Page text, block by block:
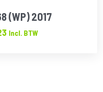
(WP) 2017
Prijsklasse:
Incl. BTW